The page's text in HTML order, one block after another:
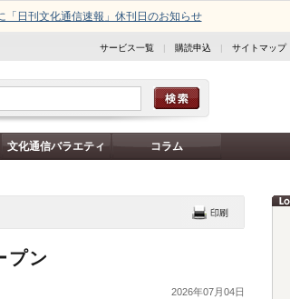
「日刊文化通信速報」休刊日のお知らせ
サービス一覧 | 購読申込 | サイトマップ
文化通信バラエティ コラム
プン
2026年07月04日